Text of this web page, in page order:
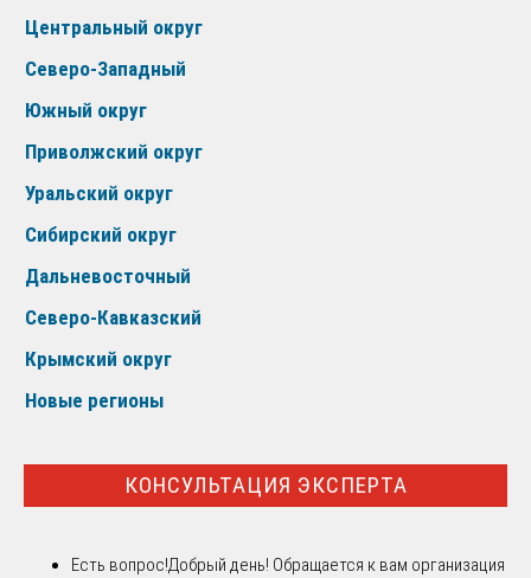
Центральный округ
Северо-Западный
Южный округ
Приволжский округ
Уральский округ
Сибирский округ
Дальневосточный
Северо-Кавказский
Крымский округ
Новые регионы
КОНСУЛЬТАЦИЯ ЭКСПЕРТА
Есть вопрос!Добрый день! Обращается к вам организация